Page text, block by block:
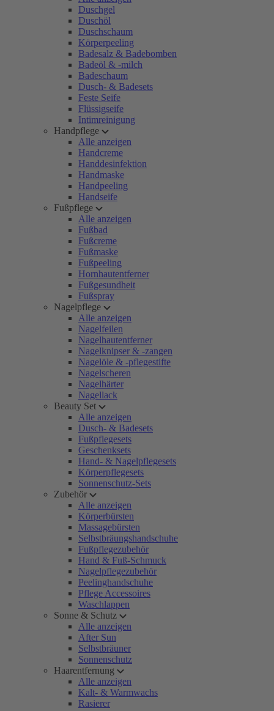
Duschgel
Duschöl
Duschschaum
Körperpeeling
Badesalz & Badebomben
Badeöl & -milch
Badeschaum
Dusch- & Badesets
Feste Seife
Flüssigseife
Intimreinigung
Handpflege
Alle anzeigen
Handcreme
Handdesinfektion
Handmaske
Handpeeling
Handseife
Fußpflege
Alle anzeigen
Fußbad
Fußcreme
Fußmaske
Fußpeeling
Hornhautentferner
Fußgesundheit
Fußspray
Nagelpflege
Alle anzeigen
Nagelfeilen
Nagelhautentferner
Nagelknipser & -zangen
Nagelöle & -pflegestifte
Nagelscheren
Nagelhärter
Nagellack
Beauty Set
Alle anzeigen
Dusch- & Badesets
Fußpflegesets
Geschenksets
Hand- & Nagelpflegesets
Körperpflegesets
Sonnenschutz-Sets
Zubehör
Alle anzeigen
Körperbürsten
Massagebürsten
Selbstbräungshandschuhe
Fußpflegezubehör
Hand & Fuß-Schmuck
Nagelpflegezubehör
Peelinghandschuhe
Pflege Accessoires
Waschlappen
Sonne & Schutz
Alle anzeigen
After Sun
Selbstbräuner
Sonnenschutz
Haarentfernung
Alle anzeigen
Kalt- & Warmwachs
Rasierer